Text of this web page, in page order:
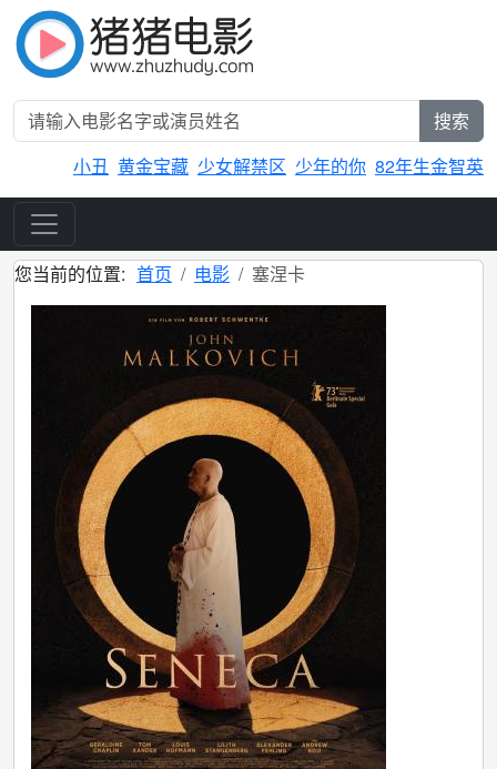
搜索
小丑 黄金宝藏 少女解禁区 少年的你 82年生金智英
您当前的位置: 首页 电影 塞涅卡